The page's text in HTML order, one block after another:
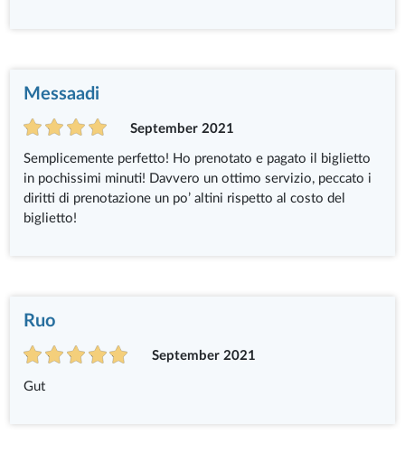
Messaadi
September 2021
Semplicemente perfetto! Ho prenotato e pagato il biglietto
in pochissimi minuti! Davvero un ottimo servizio, peccato i
diritti di prenotazione un po’ altini rispetto al costo del
biglietto!
Ruo
September 2021
Gut